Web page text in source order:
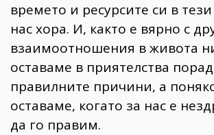
времето и ресурсите си в
нас хора. И, както е вярно с
взаимоотношения в живота
оставаме в приятелства
правилните причини, а
оставаме, когато за нас е
да го правим.